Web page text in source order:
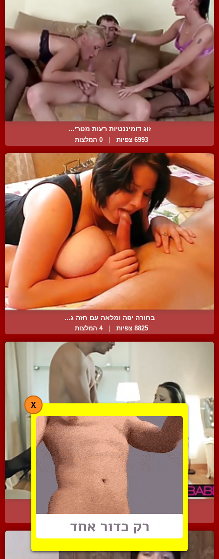
זוג דומיננטיות רעות מטרי...
6993 צפיות | 0 המלצות
בחורה יפה ומלאה עם חזה ג...
8825 צפיות 4 המלצות
בחור בועל את החברה הסופר...
X